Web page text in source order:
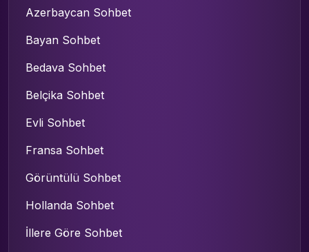
Azerbaycan Sohbet
Bayan Sohbet
Bedava Sohbet
Belçika Sohbet
Evli Sohbet
Fransa Sohbet
Görüntülü Sohbet
Hollanda Sohbet
İllere Göre Sohbet